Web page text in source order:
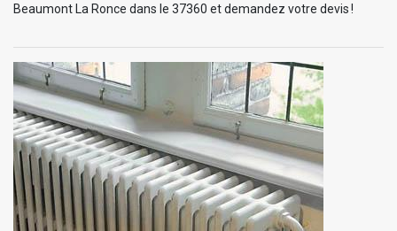
Beaumont La Ronce dans le 37360 et demandez votre devis !